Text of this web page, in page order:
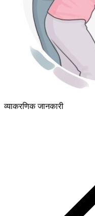
व्याकरणिक जानकारी